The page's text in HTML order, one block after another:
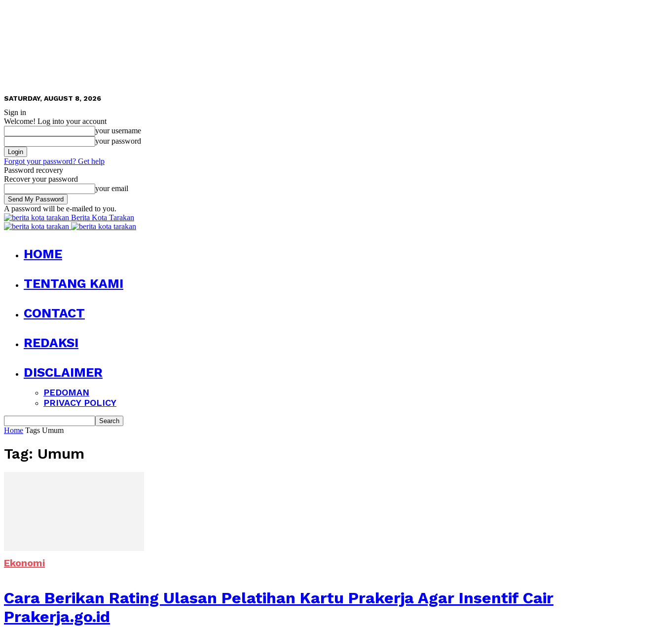
SATURDAY, AUGUST 8, 2026
Sign in
Welcome! Log into your account
your username
your password
Forgot your password? Get help
Password recovery
Recover your password
your email
A password will be e-mailed to you.
Berita Kota Tarakan
HOME
TENTANG KAMI
CONTACT
REDAKSI
DISCLAIMER
PEDOMAN
PRIVACY POLICY
Home Tags Umum
Tag: Umum
Ekonomi
Cara Berikan Rating Ulasan Pelatihan Kartu Prakerja Agar Insentif Cair
Prakerja.go.id